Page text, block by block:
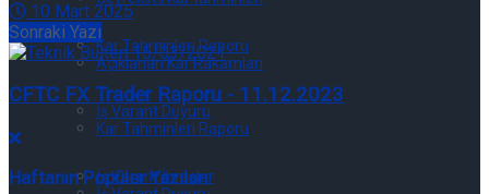
Kar Tahminleri Raporu
İş Varant Duyuru
İş Varant İhraçlar
Açıklanan Kar Rakamları
Kar Tahminleri Raporu
10 Mart 2025
Sonraki Yazı
CFTC FX Trader Raporu - 11.12.2023
Haftanın Popüler Yazıları